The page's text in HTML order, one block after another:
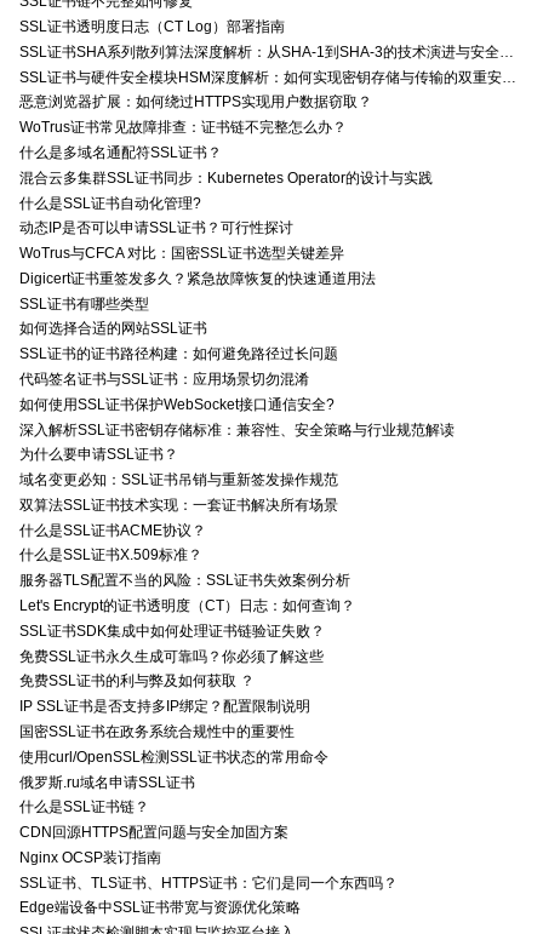
SSL证书透明度日志（CT Log）部署指南
SSL证书SHA系列散列算法深度解析：从SHA-1到SHA-3的技术演进与安全特性
恶意浏览器扩展：如何绕过HTTPS实现用户数据窃取？
WoTrus证书常见故障排查：证书链不完整怎么办？
什么是多域名通配符SSL证书？
混合云多集群SSL证书同步：Kubernetes Operator的设计与实践
什么是SSL证书自动化管理?
动态IP是否可以申请SSL证书？可行性探讨
WoTrus与CFCA 对比：国密SSL证书选型关键差异
Digicert证书重签发多久？紧急故障恢复的快速通道用法
SSL证书有哪些类型
如何选择合适的网站SSL证书
SSL证书的证书路径构建：如何避免路径过长问题
代码签名证书与SSL证书：应用场景切勿混淆
如何使用SSL证书保护WebSocket接口通信安全?
深入解析SSL证书密钥存储标准：兼容性、安全策略与行业规范解读
为什么要申请SSL证书？
域名变更必知：SSL证书吊销与重新签发操作规范
双算法SSL证书技术实现：一套证书解决所有场景
什么是SSL证书ACME协议？
什么是SSL证书X.509标准？
服务器TLS配置不当的风险：SSL证书失效案例分析
Let's Encrypt的证书透明度（CT）日志：如何查询？
SSL证书SDK集成中如何处理证书链验证失败？
免费SSL证书永久生成可靠吗？你必须了解这些
免费SSL证书的利与弊及如何获取 ？
IP SSL证书是否支持多IP绑定？配置限制说明
国密SSL证书在政务系统合规性中的重要性
使用curl/OpenSSL检测SSL证书状态的常用命令
俄罗斯.ru域名申请SSL证书
什么是SSL证书链？
CDN回源HTTPS配置问题与安全加固方案
Nginx OCSP装订指南
SSL证书、TLS证书、HTTPS证书：它们是同一个东西吗？
Edge端设备中SSL证书带宽与资源优化策略